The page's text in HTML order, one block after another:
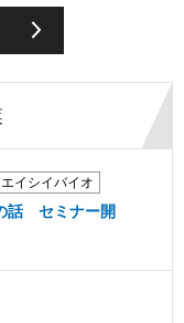
話 セミナー開